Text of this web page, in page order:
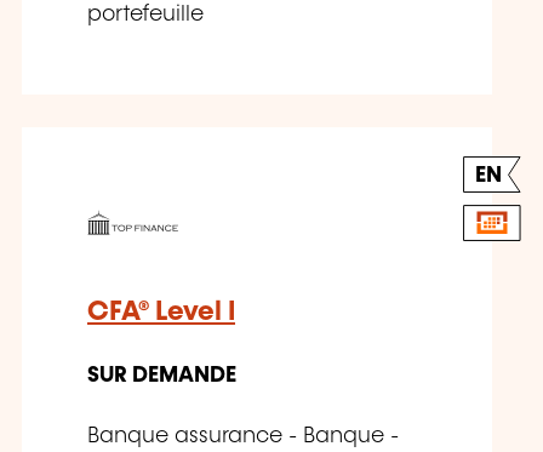
portefeuille
EN
CFA® Level I
SUR DEMANDE
Banque assurance - Banque -